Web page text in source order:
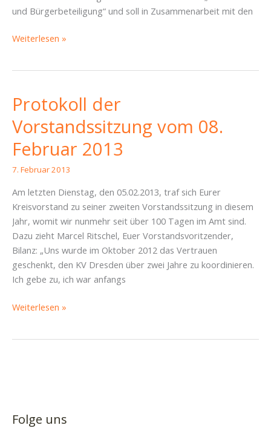
und Bürgerbeteiligung“ und soll in Zusammenarbeit mit den
Zusammenfassung
18.02.2013
Weiterlesen »
Protokoll der
Vorstandssitzung vom 08.
Februar 2013
7. Februar 2013
Am letzten Dienstag, den 05.02.2013, traf sich Eurer
Kreisvorstand zu seiner zweiten Vorstandssitzung in diesem
Jahr, womit wir nunmehr seit über 100 Tagen im Amt sind.
Dazu zieht Marcel Ritschel, Euer Vorstandsvoritzender,
Bilanz: „Uns wurde im Oktober 2012 das Vertrauen
geschenkt, den KV Dresden über zwei Jahre zu koordinieren.
Ich gebe zu, ich war anfangs
Protokoll
Weiterlesen »
Folge uns